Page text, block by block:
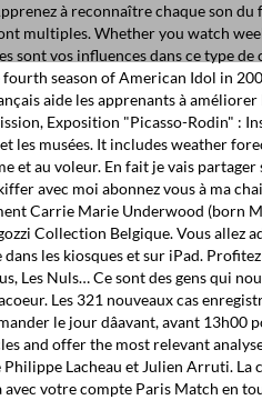
Apprenez à reconnaître chaque
multiples. Whether you watch
vos influences dans ce type
season of American Idol in
aide les apprenants à
Exposition "Picasso-Rodin" :
musées. It includes weather
et au voleur. En fait je vais
avec moi abonnez vous à ma
Carrie Marie Underwood (born
Collection Belgique. Vous allez
les kiosques et sur iPad.
Nuls… Ce sont des gens qui
Les 321 nouveaux cas
le jour dâavant, avant
offer the most relevant
Lacheau et Julien Arruti.
votre compte Paris Match en